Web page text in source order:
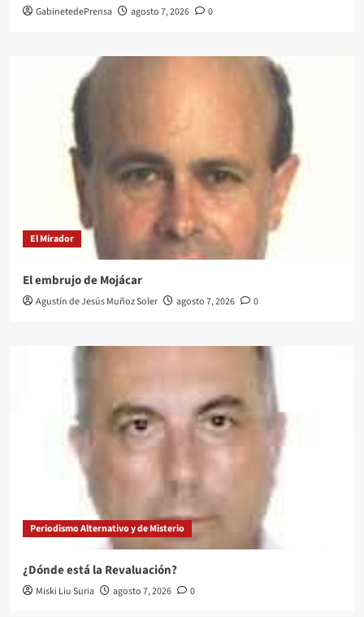
GabinetedePrensa agosto 7, 2026 0
El Mirador
El embrujo de Mojácar
Agustín de Jesús Muñoz Soler agosto 7, 2026 0
Periodismo Alternativo y de Misterio
¿Dónde está la Revaluación?
Miski Liu Suria agosto 7, 2026 0